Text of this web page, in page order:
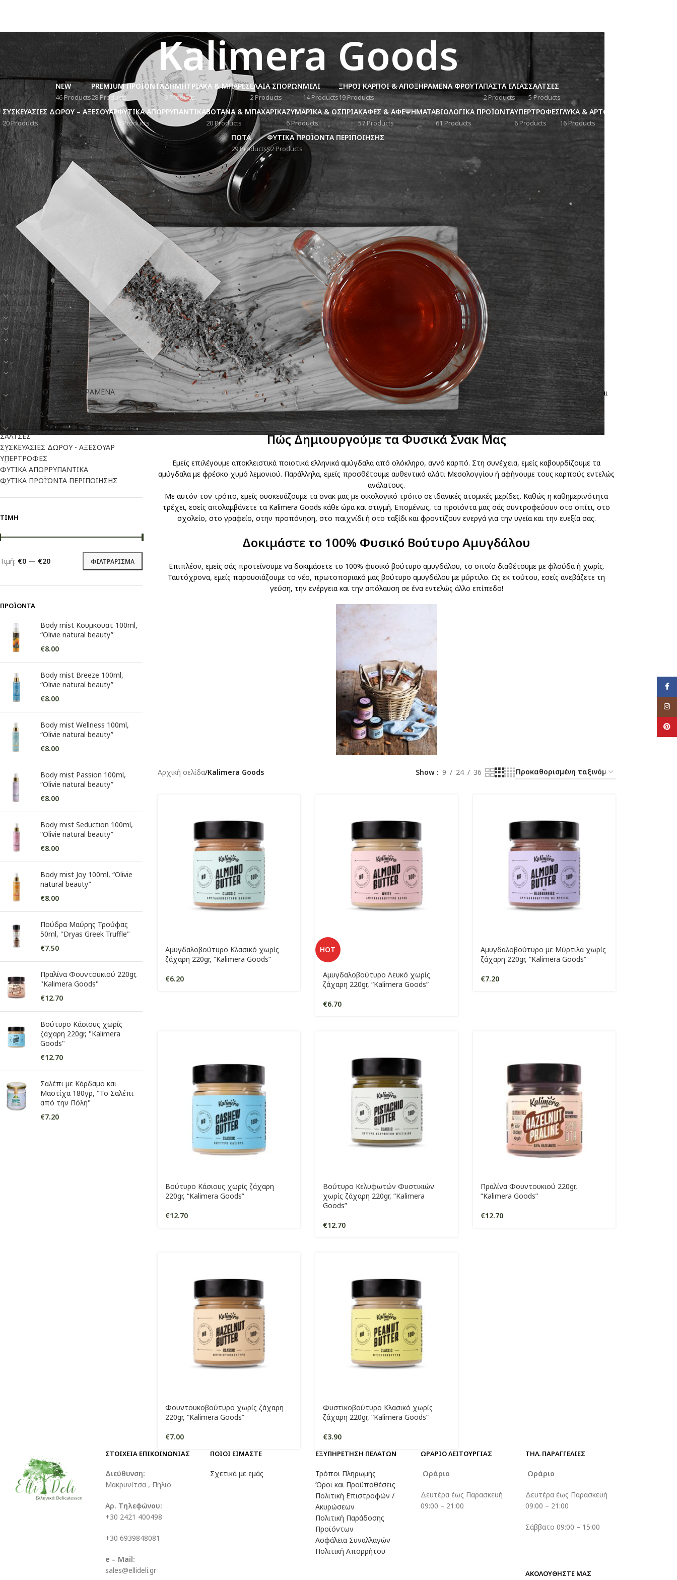
Kalimera Goods
NEW
46 Products
PREMIUM ΠΡΟΙΟΝΤΑ
28 Products
ΔΗΜΗΤΡΙΑΚΑ & ΜΠΑΡΕΣ
8 Products
ΕΛΑΙΑ ΣΠΟΡΩΝ
2 Products
ΜΕΛΙ
14 Products
ΞΗΡΟΙ ΚΑΡΠΟΙ & ΑΠΟΞΗΡΑΜΕΝΑ ΦΡΟΥΤΑ
19 Products
ΠΑΣΤΑ ΕΛΙΑΣ
2 Products
ΣΑΛΤΣΕΣ
5 Products
ΣΥΣΚΕΥΑΣΙΕΣ ΔΩΡΟΥ – ΑΞΕΣΟΥΑΡ
20 Products
ΦΥΤΙΚΑ ΑΠΟΡΡΥΠΑΝΤΙΚΑ
4 Products
ΒΟΤΑΝΑ & ΜΠΑΧΑΡΙΚΑ
20 Products
ΖΥΜΑΡΙΚΑ & ΟΣΠΡΙΑ
6 Products
ΚΑΦΕΣ & ΑΦΕΨΗΜΑΤΑ
57 Products
ΒΙΟΛΟΓΙΚΑ ΠΡΟΪΟΝΤΑ
61 Products
ΥΠΕΡΤΡΟΦΕΣ
6 Products
ΓΛΥΚΑ & ΑΡΤΟΣ
16 Products
ΠΟΤΑ
29 Products
ΦΥΤΙΚΑ ΠΡΟΪΌΝΤΑ ΠΕΡΙΠΟΙΗΣΗΣ
92 Products
ΚΑΤΗΓΟΡΊΕΣ
NEW
PREMIUM ΠΡΟΙΟΝΤΑ
ΒΙΟΛΟΓΙΚΑ ΠΡΟΪΟΝΤΑ
ΒΟΤΑΝΑ & ΜΠΑΧΑΡΙΚΑ
ΓΛΥΚΑ & ΑΡΤΟΣ
ΔΗΜΗΤΡΙΑΚΑ & ΜΠΑΡΕΣ
ΕΛΑΙΑ ΣΠΟΡΩΝ
ΖΥΜΑΡΙΚΑ & ΟΣΠΡΙΑ
ΚΑΦΕΣ & ΑΦΕΨΗΜΑΤΑ
ΜΕΛΙ
ΞΗΡΟΙ ΚΑΡΠΟΙ & ΑΠΟΞΗΡΑΜΕΝΑ
ΦΡΟΥΤΑ
ΠΑΣΤΑ ΕΛΙΑΣ
ΠΟΤΑ
ΣΑΛΤΣΕΣ
ΣΥΣΚΕΥΑΣΙΕΣ ΔΩΡΟΥ - ΑΞΕΣΟΥΑΡ
ΥΠΕΡΤΡΟΦΕΣ
ΦΥΤΙΚΑ ΑΠΟΡΡΥΠΑΝΤΙΚΑ
ΦΥΤΙΚΑ ΠΡΟΪΌΝΤΑ ΠΕΡΙΠΟΙΗΣΗΣ
ΤΙΜΉ
ΦΙΛΤΡΆΡΙΣΜΑ
Τιμή: €0 — €20
ΠΡΟΪΌΝΤΑ
Body mist Κουμκουατ 100ml,
“Olivie natural beauty”
€8.00
Body mist Breeze 100ml,
“Olivie natural beauty”
€8.00
Body mist Wellness 100ml,
“Olivie natural beauty”
€8.00
Body mist Passion 100ml,
“Olivie natural beauty”
€8.00
Body mist Seduction 100ml,
“Olivie natural beauty”
€8.00
Body mist Joy 100ml, “Olivie
natural beauty”
€8.00
Πούδρα Μαύρης Τρούφας
50ml, "Dryas Greek Truffle"
€7.50
Πραλίνα Φουντουκιού 220gr,
"Kalimera Goods"
€12.70
Βούτυρο Κάσιους χωρίς
ζάχαρη 220gr, "Kalimera
Goods"
€12.70
Σαλέπι με Κάρδαμο και
Μαστίχα 180γρ, "Το Σαλέπι
από την Πόλη"
€7.20
Kalimera Goods:Υγιεινά Σνακ Υψηλής Διατροφικής Αξίας
«Καλημέρα»… ίσως η πιο γνωστή και αισιόδοξη ελληνική λέξη! Υποδηλώνει πάντα κάτι νέο, κάτι φρέσκο, κάτι καινούργιο, κάτι
διαφορετικό και γεμάτο φως.
Για τον λόγο αυτό, εμείς ενώσαμε όλα αυτά τα στοιχεία και δημιουργήσαμε τα Kalimera Goods. Η δική μας ανάγκη για μια υγιεινή και
απόλυτα φυσική διατροφή, η οποία μας συντροφεύει κάθε στιγμή της ημέρας, γέννησε αυτά τα μοναδικά προϊόντα. Έτσι,
προσφέρουμε επιλογές υψηλής διατροφικής αξίας που ξετρελαίνουν μικρούς και μεγάλους.
Πώς Δημιουργούμε τα Φυσικά Σνακ Μας
Εμείς επιλέγουμε αποκλειστικά ποιοτικά ελληνικά αμύγδαλα από ολόκληρο, αγνό καρπό. Στη συνέχεια, εμείς καβουρδίζουμε τα
αμύγδαλα με φρέσκο χυμό λεμονιού. Παράλληλα, εμείς προσθέτουμε αυθεντικό αλάτι Μεσολογγίου ή αφήνουμε τους καρπούς εντελώς
ανάλατους.
Με αυτόν τον τρόπο, εμείς συσκευάζουμε τα σνακ μας με οικολογικό τρόπο σε ιδανικές ατομικές μερίδες. Καθώς η καθημερινότητα
τρέχει, εσείς απολαμβάνετε τα Kalimera Goods κάθε ώρα και στιγμή. Επομένως, τα προϊόντα μας σάς συντροφεύουν στο σπίτι, στο
σχολείο, στο γραφείο, στην προπόνηση, στο παιχνίδι ή στο ταξίδι και φροντίζουν ενεργά για την υγεία και την ευεξία σας.
Δοκιμάστε το 100% Φυσικό Βούτυρο Αμυγδάλου
Επιπλέον, εμείς σάς προτείνουμε να δοκιμάσετε το 100% φυσικό βούτυρο αμυγδάλου, το οποίο διαθέτουμε με φλούδα ή χωρίς.
Ταυτόχρονα, εμείς παρουσιάζουμε το νέο, πρωτοποριακό μας βούτυρο αμυγδάλου με μύρτιλο. Ως εκ τούτου, εσείς ανεβάζετε τη
γεύση, την ενέργεια και την απόλαυση σε ένα εντελώς άλλο επίπεδο!
Αρχική σελίδα/Kalimera Goods Show 9 24 36
Αμυγδαλοβούτυρο Κλασικό χωρίς
ζάχαρη 220gr, “Kalimera Goods”
€6.20
HOT
Αμυγδαλοβούτυρο Λευκό χωρίς
ζάχαρη 220gr, “Kalimera Goods”
€6.70
Αμυγδαλοβούτυρο με Μύρτιλα χωρίς
ζάχαρη 220gr, “Kalimera Goods”
€7.20
Βούτυρο Κάσιους χωρίς ζάχαρη
220gr, “Kalimera Goods”
€12.70
Βούτυρο Κελυφωτών Φυστικιών
χωρίς ζάχαρη 220gr, “Kalimera
Goods”
€12.70
Πραλίνα Φουντουκιού 220gr,
“Kalimera Goods”
€12.70
Φουντουκοβούτυρο χωρίς ζάχαρη
220gr, “Kalimera Goods”
€7.00
Φυστικοβούτυρο Κλασικό χωρίς
ζάχαρη 220gr, “Kalimera Goods”
€3.90
ΣΤΟΙΧΕΙΑ ΕΠΙΚΟΙΝΩΝΙΑΣ
Διεύθυνση:
Μακρυνίτσα , Πήλιο
Αρ. Τηλεφώνου:
+30 2421 400498
+30 6939848081
e – Mail:
sales@ellideli.gr
ΠΟΙΟΙ ΕΙΜΑΣΤΕ
Σχετικά με εμάς
ΕΞΥΠΗΡΕΤΗΣΗ ΠΕΛΑΤΩΝ
Τρόποι Πληρωμής
Όροι και Προϋποθέσεις
Πολιτική Επιστροφών /
Ακυρώσεων
Πολιτική Παράδοσης
Προϊόντων
Ασφάλεια Συναλλαγών
Πολιτική Απορρήτου
ΩΡΑΡΙΟ ΛΕΙΤΟΥΡΓΙΑΣ
Ωράριο
Δευτέρα έως Παρασκευή
09:00 – 21:00
ΤΗΛ. ΠΑΡΑΓΓΕΛΊΕΣ
Ωράριο
Δευτέρα έως Παρασκευή
09:00 – 21:00
Σάββατο 09:00 – 15:00
ΑΚΟΛΟΥΘΗΣΤΕ ΜΑΣ